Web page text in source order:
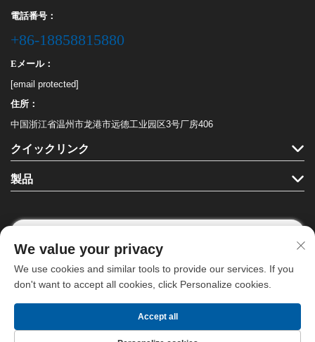
電話番号：
+86-18858815880
Eメール：
[email protected]
住所：
中国浙江省温州市龙港市远德工业园区3号厂房406
クイックリンク
製品
フォローする
Copyright © 龍港ハハ文具有限公司。全著作権を保有します。 -
プライバシ
ーポリシー－ブログ
We value your privacy
We use cookies and similar tools to provide our services. If you
don't want to accept all cookies, click Personalize cookies.
Accept all